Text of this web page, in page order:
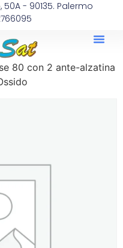
- 90135. Palermo
80 con 2 ante-alzatina